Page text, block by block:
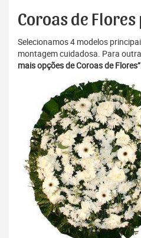
Coroas de
Selecionamos 4 modelos
montagem cuidadosa. Para
mais opções de Coroas de Flores”